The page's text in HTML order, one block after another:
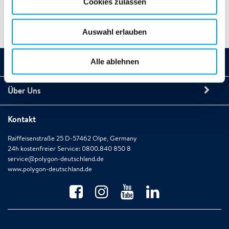
Auswahl erlauben
Alle ablehnen
Über Uns
Kontakt
Raiffeisenstraße 25 D-57462 Olpe, Germany
24h kostenfreier Service: 0800.840 850 8
service@polygon-deutschland.de
www.polygon-deutschland.de